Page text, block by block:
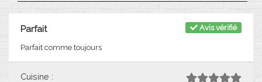
Avis vérifié
Parfait
Parfait comme toujours
Cuisine :